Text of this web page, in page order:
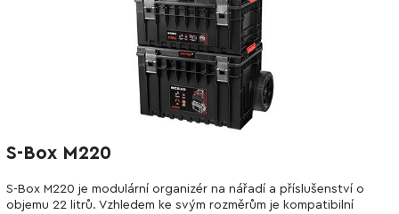
S-Box M220
S-Box M220 je modulární organizér na nářadí a příslušenství o
objemu 22 litrů. Vzhledem ke svým rozměrům je kompatibilní